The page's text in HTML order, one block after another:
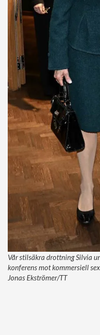
Vår stilsäkra drottning Silvia
konferens mot kommersiell
Jonas Ekströmer/TT